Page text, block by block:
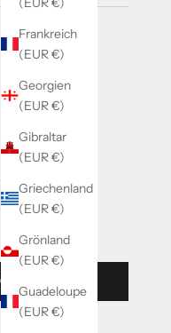
Frankreich
(EUR €)
Georgien
(EUR €)
Gibraltar
(EUR €)
Griechenland
(EUR €)
Grönland
(EUR €)
Guadeloupe
(EUR €)
48 50